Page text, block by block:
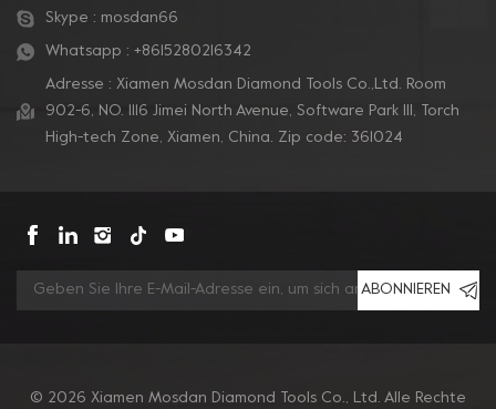
Skype : mosdan66
Whatsapp : +8615280216342
Adresse : Xiamen Mosdan Diamond Tools Co.,Ltd. Room
902-6, NO. 1116 Jimei North Avenue, Software Park Ill, Torch
High-tech Zone, Xiamen, China. Zip code: 361024
ABONNIEREN
© 2026 Xiamen Mosdan Diamond Tools Co., Ltd. Alle Rechte